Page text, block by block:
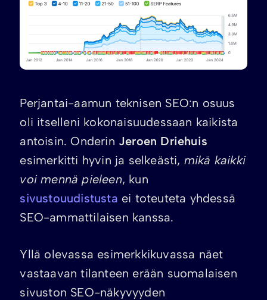
Perjantai-aamun teknisen SEO:n osuus
oli itselleni kokonaisuudessaan kaikista
antoisin. Onderin Jeroen Driehuis
esimerkitti hyvin ja selkeästi, mikä kaikki
voi mennä pieleen, kun
sivustouudistusta ei toteuteta yhdessä
SEO-ammattilaisen kanssa.
Yllä olevassa esimerkkikuvassa näet
vastaavan tilanteen erään suomalaisen
sivuston SEO-näkyvyyden